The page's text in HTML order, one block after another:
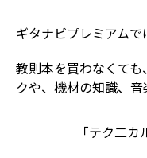
ギタナビプレミアムで
教則本を買わなくて
クや、機材の知識、音
「テク二